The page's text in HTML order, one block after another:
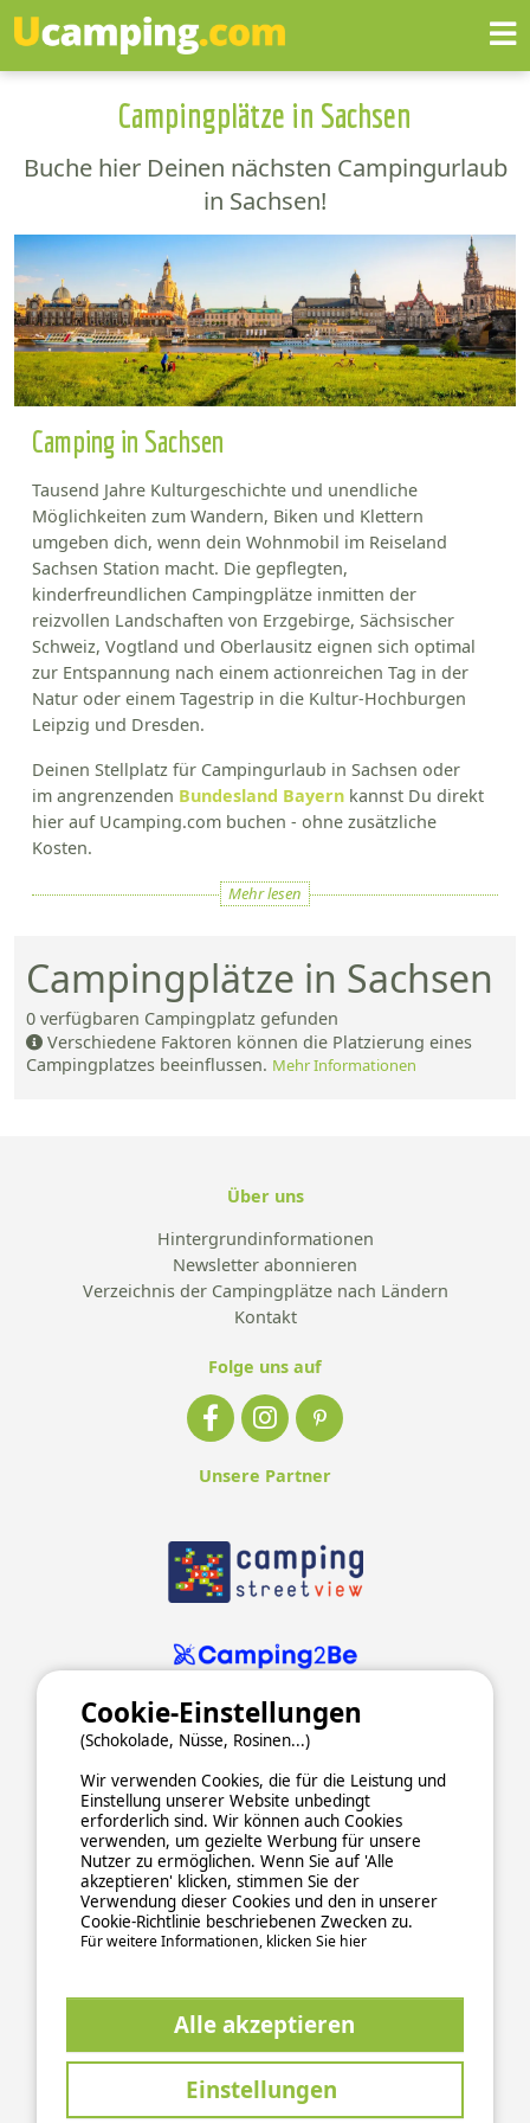
Campingplätze in Sachsen
Buche hier Deinen nächsten Campingurlaub
in Sachsen!
Camping in Sachsen
Tausend Jahre Kulturgeschichte und unendliche
Möglichkeiten zum Wandern, Biken und Klettern
umgeben dich, wenn dein Wohnmobil im Reiseland
Sachsen Station macht. Die gepflegten,
kinderfreundlichen Campingplätze inmitten der
reizvollen Landschaften von Erzgebirge, Sächsischer
Schweiz, Vogtland und Oberlausitz eignen sich optimal
zur Entspannung nach einem actionreichen Tag in der
Natur oder einem Tagestrip in die Kultur-Hochburgen
Leipzig und Dresden.
Deinen Stellplatz für Campingurlaub in Sachsen oder
im angrenzenden Bundesland Bayern kannst Du direkt
hier auf Ucamping.com buchen - ohne zusätzliche
Kosten.
Mehr lesen
Campingplätze in Sachsen
0 verfügbaren Campingplatz gefunden
Verschiedene Faktoren können die Platzierung eines
Campingplatzes beeinflussen. Mehr Informationen
Über uns
Hintergrundinformationen
Newsletter abonnieren
Verzeichnis der Campingplätze nach Ländern
Kontakt
Folge uns auf
Unsere Partner
ALLGEMEINE NUTZUNGSBEDINGUNGEN
DATENSCHUTZERKLÄRUNGCOOKIESIMPRESSUM
Sichere und zuverlässige Zahlungsabwicklung
This site is protected by reCAPTCHA and the Google
Cookie-Einstellungen
(Schokolade, Nüsse, Rosinen...)
Wir verwenden Cookies, die für die Leistung und
Einstellung unserer Website unbedingt
erforderlich sind. Wir können auch Cookies
verwenden, um gezielte Werbung für unsere
Nutzer zu ermöglichen. Wenn Sie auf 'Alle
akzeptieren' klicken, stimmen Sie der
Verwendung dieser Cookies und den in unserer
Cookie-Richtlinie beschriebenen Zwecken zu.
Für weitere Informationen, klicken Sie hier
Alle akzeptieren
Einstellungen